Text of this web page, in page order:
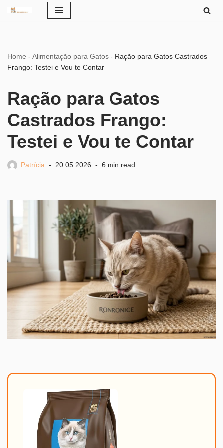
Home - Alimentação para Gatos - Ração para Gatos Castrados
Frango: Testei e Vou te Contar
Ração para Gatos
Castrados Frango:
Testei e Vou te Contar
Patrícia 20.05.2026 6 min read